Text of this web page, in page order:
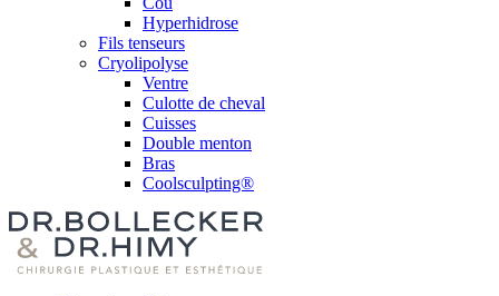
Hyperhidrose
Fils tenseurs
Cryolipolyse
Ventre
Culotte de cheval
Cuisses
Double menton
Bras
Coolsculpting®